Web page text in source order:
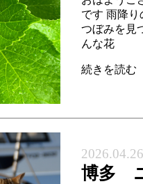
です 雨降
つぼみを見
んな花
続きを読む
2026.04.26
博多